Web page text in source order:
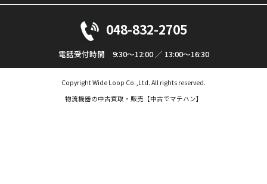
048-832-2705
電話受付時間 9:30～12:00 ／ 13:00～16:30
Copyright Wide Loop Co.,Ltd. All rights reserved.
物流機器の中古買取・販売【中古でマテハン】